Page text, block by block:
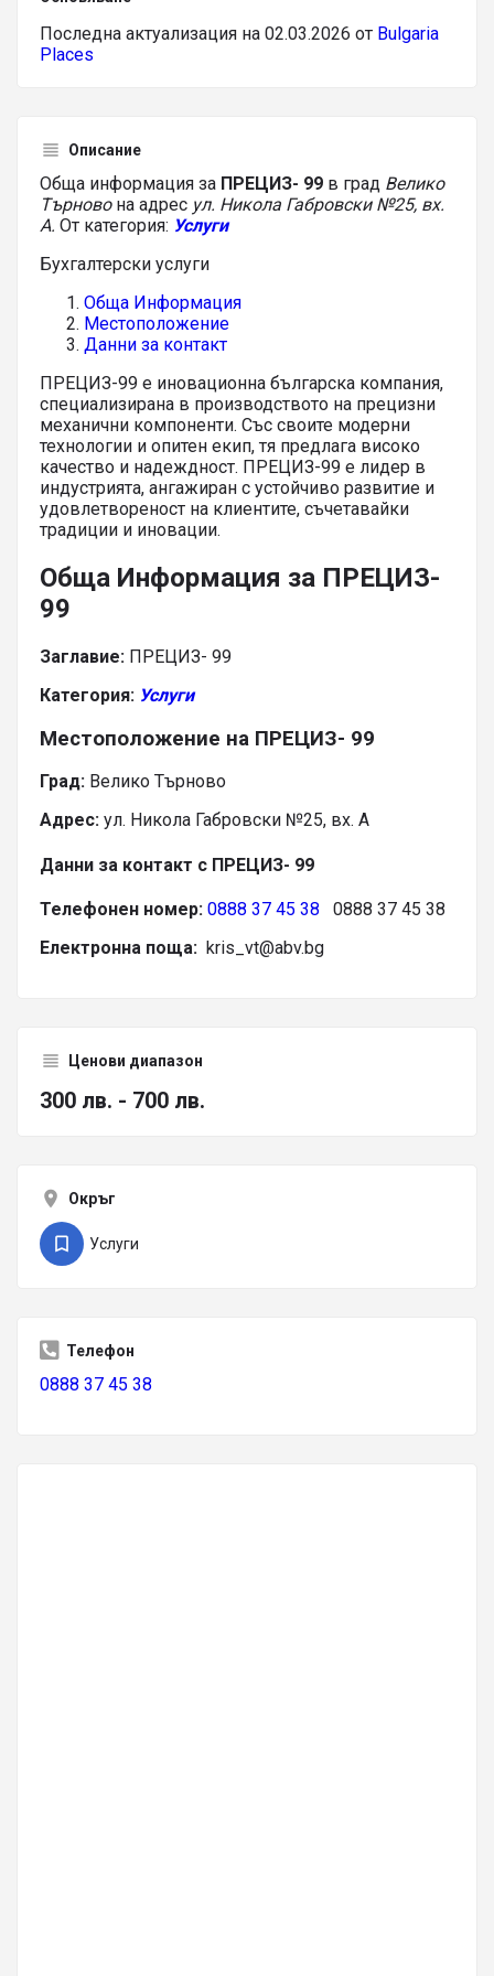
Последна актуализация на 02.03.2026 от Bulgaria
Places
Описание
Обща информация за ПРЕЦИЗ- 99 в град Велико
Търново на адрес ул. Никола Габровски №25, вх.
А. От категория: Услуги
Бухгалтерски услуги
Обща Информация
Местоположение
Данни за контакт
ПРЕЦИЗ-99 е иновационна българска компания,
специализирана в производството на прецизни
механични компоненти. Със своите модерни
технологии и опитен екип, тя предлага високо
качество и надеждност. ПРЕЦИЗ-99 е лидер в
индустрията, ангажиран с устойчиво развитие и
удовлетвореност на клиентите, съчетавайки
традиции и иновации.
Обща Информация за ПРЕЦИЗ-
99
Заглавие: ПРЕЦИЗ- 99
Категория: Услуги
Местоположение на ПРЕЦИЗ- 99
Град: Велико Търново
Адрес: ул. Никола Габровски №25, вх. А
Данни за контакт с ПРЕЦИЗ- 99
Телефонен номер: 0888 37 45 38 0888 37 45 38
Електронна поща: kris_vt@abv.bg
Ценови диапазон
300 лв. - 700 лв.
Окръг
Услуги
Телефон
0888 37 45 38